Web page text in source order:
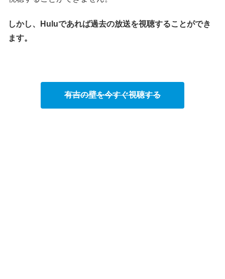
しかし、Huluであれば過去の放送を視聴することができ
ます。
有吉の壁を今すぐ視聴する